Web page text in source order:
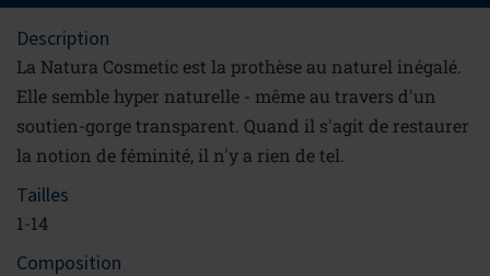
Description
La Natura Cosmetic est la prothèse au naturel inégalé.
Elle semble hyper naturelle - même au travers d'un
soutien-gorge transparent. Quand il s'agit de restaurer
la notion de féminité, il n'y a rien de tel.
Tailles
1-14
Composition